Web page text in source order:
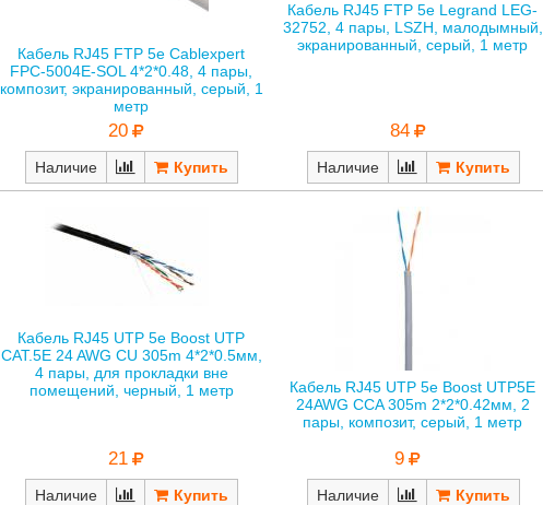
Кабель RJ45 FTP 5е Cablexpert
FPC-5004E-SOL 4*2*0.48, 4 пары,
композит, экранированный, серый, 1
метр
20
Наличие
Кабель RJ45 FTP 5е Legrand LEG-
32752, 4 пары, LSZH, малодымный,
экранированный, серый, 1 метр
84
Наличие
Кабель RJ45 UTP 5е Boost UTP
CAT.5E 24 AWG CU 305m 4*2*0.5мм,
4 пары, для прокладки вне
помещений, черный, 1 метр
21
Наличие
Кабель RJ45 UTP 5е Boost UTP5E
24AWG CCA 305m 2*2*0.42мм, 2
пары, композит, серый, 1 метр
9
Наличие